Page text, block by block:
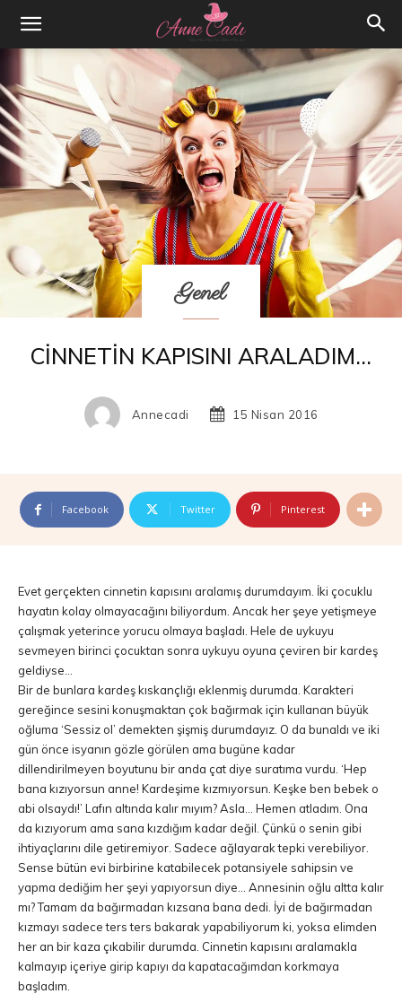
Genel
CINNETIN KAPISINI ARALADIM…
Annecadi 15 Nisan 2016
Facebook Twitter Pinterest
Evet gerçekten cinnetin kapısını aralamış durumdayım. İki çocuklu
hayatın kolay olmayacağını biliyordum. Ancak her şeye yetişmeye
çalışmak yeterince yorucu olmaya başladı. Hele de uykuyu
sevmeyen birinci çocuktan sonra uykuyu oyuna çeviren bir kardeş
geldiyse…
Bir de bunlara kardeş kıskançlığı eklenmiş durumda. Karakteri
gereğince sesini konuşmaktan çok bağırmak için kullanan büyük
oğluma ‘Sessiz ol’ demekten şişmiş durumdayız. O da bunaldı ve iki
gün önce isyanın gözle görülen ama bugüne kadar
dillendirilmeyen boyutunu bir anda çat diye suratıma vurdu. ‘Hep
bana kızıyorsun anne! Kardeşime kızmıyorsun. Keşke ben bebek o
abi olsaydı!’ Lafın altında kalır mıyım? Asla… Hemen atladım. Ona
da kızıyorum ama sana kızdığım kadar değil. Çünkü o senin gibi
ihtiyaçlarını dile getiremiyor. Sadece ağlayarak tepki verebiliyor.
Sense bütün evi birbirine katabilecek potansiyele sahipsin ve
yapma dediğim her şeyi yapıyorsun diye… Annesinin oğlu altta kalır
mı? Tamam da bağırmadan kızsana bana dedi. İyi de bağırmadan
kızmayı sadece ters ters bakarak yapabiliyorum ki, yoksa elimden
her an bir kaza çıkabilir durumda. Cinnetin kapısını aralamakla
kalmayıp içeriye girip kapıyı da kapatacağımdan korkmaya
başladım.